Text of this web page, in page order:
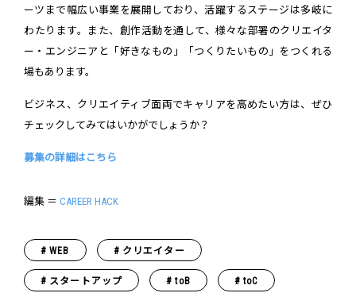
ーツまで幅広い事業を展開しており、活躍するステージは多岐に
わたります。また、創作活動を通して、様々な部署のクリエイタ
ー・エンジニアと「好きなもの」「つくりたいもの」をつくれる
場もあります。
ビジネス、クリエイティブ面両でキャリアを高めたい方は、ぜひ
チェックしてみてはいかがでしょうか？
募集の詳細はこちら
編集 ＝ CAREER HACK
WEB クリエイター
スタートアップ toB toC